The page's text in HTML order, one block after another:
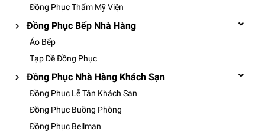
Đồng Phục Thẩm Mỹ Viện
Đồng Phục Bếp Nhà Hàng
Áo Bếp
Tạp Dề Đồng Phục
Đồng Phục Nhà Hàng Khách Sạn
Đồng Phục Lễ Tân Khách Sạn
Đồng Phục Buồng Phòng
Đồng Phục Bellman